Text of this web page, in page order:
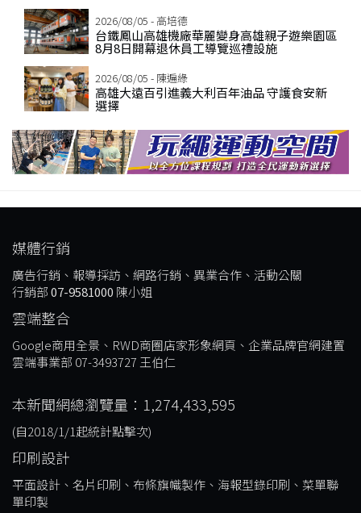
2026/08/05 - 高培德
台鐵鳳山高雄機廠華麗變身高雄親子遊樂園區
8月8日開幕退休員工導覽巡禮設施
2026/08/05 - 陳遍綠
高雄大遠百引進義大利百年油品 守護食安新
選擇
媒體行銷
廣告行銷、報導採訪、網路行銷、異業合作、活動公關
行銷部07-9581000 陳小姐
雲端整合
Google商用全景、RWD商圈店家形象網頁、企業品牌官網建置
雲端事業部 07-3493727 王伯仁
本新聞網總瀏覽量：1,274,433,595
(自2018/1/1起統計點擊次)
印刷設計
平面設計、名片印刷、布條旗幟製作、海報型錄印刷、菜單聯
單印製